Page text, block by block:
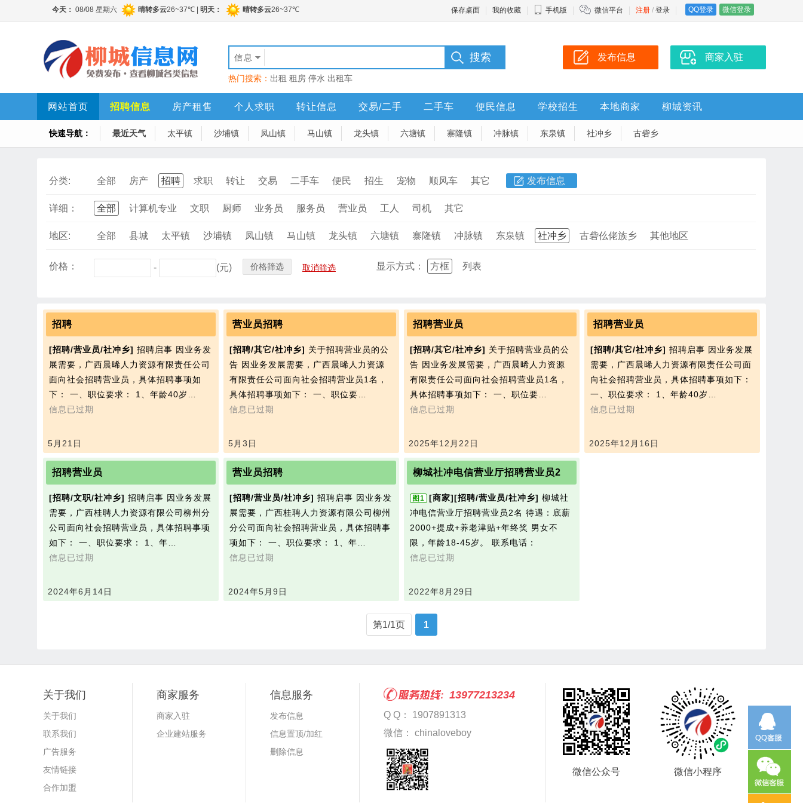
保存桌面 我的收藏 手机版 微信平台 注册 / 登录 QQ登录 微信登录
信息
热门搜索： 出租 租房 停水 出租车
发布信息 商家入驻
网站首页 招聘信息 房产租售 个人求职 转让信息 交易/二手 二手车 便民信息 学校招生 本地商家 柳城资讯
快速导航： 最近天气 太平镇 沙埔镇 凤山镇 马山镇 龙头镇 六塘镇 寨隆镇 冲脉镇 东泉镇 社冲乡 古砦乡
分类: 全部 房产 招聘 求职 转让 交易 二手车 便民 招生 宠物 顺风车 其它 发布信息
详细： 全部 计算机专业 文职 厨师 业务员 服务员 营业员 工人 司机 其它
地区: 全部 县城 太平镇 沙埔镇 凤山镇 马山镇 龙头镇 六塘镇 寨隆镇 冲脉镇 东泉镇 社冲乡 古砦仫佬族乡 其他地区
价格： - (元) 价格筛选 取消筛选 显示方式： 方框 列表
招聘
[招聘/营业员/社冲乡] 招聘启事 因业务发
展需要，广西晨晞人力资源有限责任公司
面向社会招聘营业员，具体招聘事项如
下： 一、职位要求： 1、年龄40岁…
信息已过期
5月21日
营业员招聘
[招聘/其它/社冲乡] 关于招聘营业员的公
告 因业务发展需要，广西晨晞人力资源
有限责任公司面向社会招聘营业员1名，
具体招聘事项如下： 一、职位要…
信息已过期
5月3日
招聘营业员
[招聘/其它/社冲乡] 关于招聘营业员的公
告 因业务发展需要，广西晨晞人力资源
有限责任公司面向社会招聘营业员1名，
具体招聘事项如下： 一、职位要…
信息已过期
2025年12月22日
招聘营业员
[招聘/其它/社冲乡] 招聘启事 因业务发展
需要，广西晨晞人力资源有限责任公司面
向社会招聘营业员，具体招聘事项如下：
一、职位要求： 1、年龄40岁…
信息已过期
2025年12月16日
招聘营业员
[招聘/文职/社冲乡] 招聘启事 因业务发展
需要，广西桂聘人力资源有限公司柳州分
公司面向社会招聘营业员，具体招聘事项
如下： 一、职位要求： 1、年…
信息已过期
2024年6月14日
营业员招聘
[招聘/营业员/社冲乡] 招聘启事 因业务发
展需要，广西桂聘人力资源有限公司柳州
分公司面向社会招聘营业员，具体招聘事
项如下： 一、职位要求： 1、年…
信息已过期
2024年5月9日
柳城社冲电信营业厅招聘营业员2
图1 [商家][招聘/营业员/社冲乡] 柳城社
冲电信营业厅招聘营业员2名 待遇：底薪
2000+提成+养老津贴+年终奖 男女不
限，年龄18-45岁。 联系电话：
信息已过期
2022年8月29日
第1/1页 1
关于我们
关于我们
联系我们
广告服务
友情链接
合作加盟
商家服务
商家入驻
企业建站服务
信息服务
发布信息
信息置顶/加红
删除信息
13977213234
Q Q： 1907891313
微信： chinaloveboy
微信公众号 微信小程序